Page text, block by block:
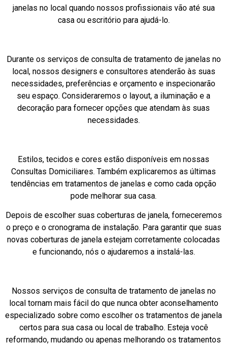
janelas no local quando nossos profissionais vão até sua
casa ou escritório para ajudá-lo.
Durante os serviços de consulta de tratamento de janelas no
local, nossos designers e consultores atenderão às suas
necessidades, preferências e orçamento e inspecionarão
seu espaço. Consideraremos o layout, a iluminação e a
decoração para fornecer opções que atendam às suas
necessidades.
Estilos, tecidos e cores estão disponíveis em nossas
Consultas Domiciliares. Também explicaremos as últimas
tendências em tratamentos de janelas e como cada opção
pode melhorar sua casa.
Depois de escolher suas coberturas de janela, forneceremos
o preço e o cronograma de instalação. Para garantir que suas
novas coberturas de janela estejam corretamente colocadas
e funcionando, nós o ajudaremos a instalá-las.
Nossos serviços de consulta de tratamento de janelas no
local tornam mais fácil do que nunca obter aconselhamento
especializado sobre como escolher os tratamentos de janela
certos para sua casa ou local de trabalho. Esteja você
reformando, mudando ou apenas melhorando os tratamentos